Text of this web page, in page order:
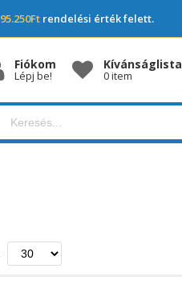
95.250Ft rendelési érték felett.
Fiókom
Lépj be!
Kívánságlista
0 item